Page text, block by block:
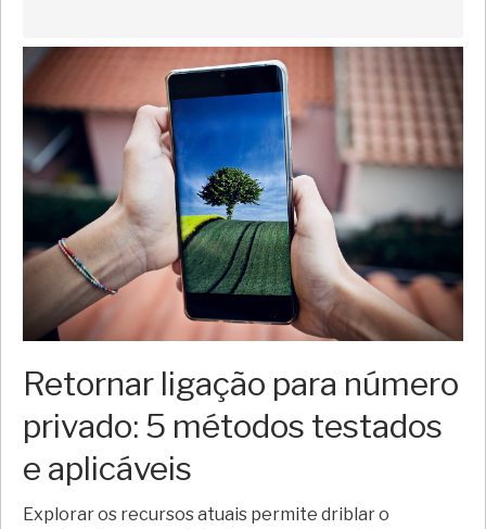
Retornar ligação para número
privado: 5 métodos testados
e aplicáveis
Explorar os recursos atuais permite driblar o